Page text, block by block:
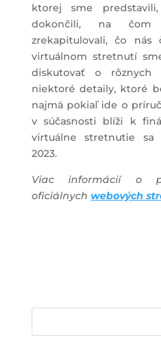
ktorej sme
dokončili, na čom
zrekapitulovali, čo nás
virtuálnom stretnutí
diskutovať o
niektoré detaily, ktoré
najmä pokiaľ ide o
v súčasnosti blíži k
virtuálne stretnutie sa
2023.
Viac informácií o
oficiálnych webových